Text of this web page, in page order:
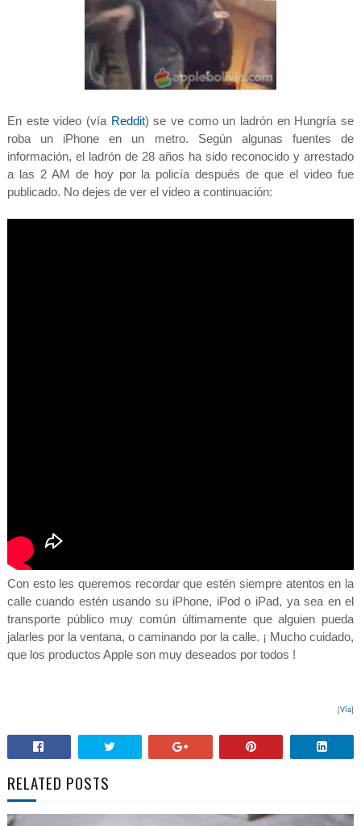
En este video (vía Reddit) se ve como un ladrón en Hungría se
roba un iPhone en un metro. Según algunas fuentes de
información, el ladrón de 28 años ha sido reconocido y arrestado
a las 2 AM de hoy por la policía después de que el video fue
publicado. No dejes de ver el video a continuación:
Con esto les queremos recordar que estén siempre atentos en la
calle cuando estén usando su iPhone, iPod o iPad, ya sea en el
transporte público muy común últimamente que alguien pueda
jalarles por la ventana, o caminando por la calle. ¡ Mucho cuidado,
que los productos Apple son muy deseados por todos !
[Vía]
RELATED POSTS